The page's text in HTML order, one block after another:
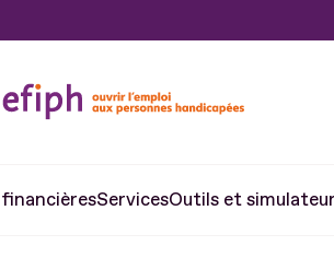
ServicesOutils et